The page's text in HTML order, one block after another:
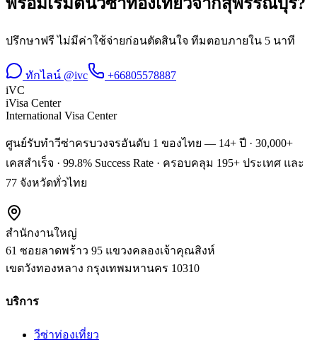
พร้อมเริ่มต้นวีซ่าท่องเที่ยวจากสุพรรณบุรี?
ปรึกษาฟรี ไม่มีค่าใช้จ่ายก่อนตัดสินใจ ทีมตอบภายใน 5 นาที
ทักไลน์ @ivc
+66805578887
iVC
iVisa Center
International Visa Center
ศูนย์รับทำวีซ่าครบวงจรอันดับ 1 ของไทย — 14+ ปี · 30,000+
เคสสำเร็จ · 99.8% Success Rate · ครอบคลุม 195+ ประเทศ และ
77 จังหวัดทั่วไทย
สำนักงานใหญ่
61 ซอยลาดพร้าว 95 แขวงคลองเจ้าคุณสิงห์
เขตวังทองหลาง กรุงเทพมหานคร 10310
บริการ
วีซ่าท่องเที่ยว